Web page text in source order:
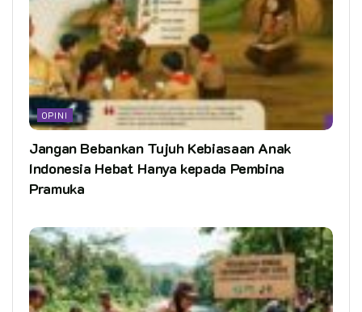
OPINI
Jangan Bebankan Tujuh Kebiasaan Anak
Indonesia Hebat Hanya kepada Pembina
Pramuka